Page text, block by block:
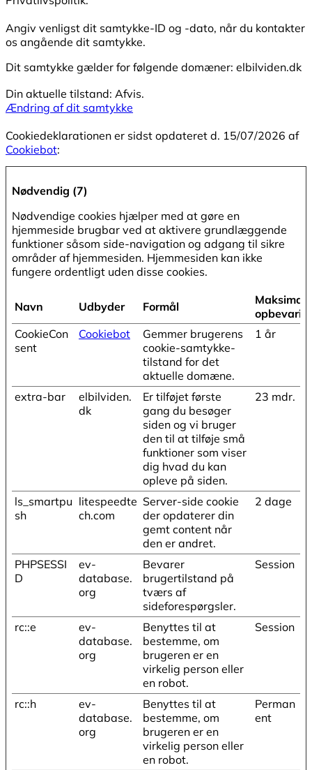
Angiv venligst dit samtykke-ID og -dato, når du kontakter
os angående dit samtykke.
Dit samtykke gælder for følgende domæner: elbilviden.dk
Din aktuelle tilstand: Afvis.
Ændring af dit samtykke
Cookiedeklarationen er sidst opdateret d. 15/07/2026 af
Cookiebot:
Nødvendig (7)
Nødvendige cookies hjælper med at gøre en
hjemmeside brugbar ved at aktivere grundlæggende
funktioner såsom side-navigation og adgang til sikre
områder af hjemmesiden. Hjemmesiden kan ikke
fungere ordentligt uden disse cookies.
Navn Udbyder Formål
Maksimal
CookieCon
sent
Cookiebot
Gemmer brugerens
cookie-samtykke-
tilstand for det
aktuelle domæne.
1 år
extra-bar
elbilviden.
dk
Er tilføjet første
gang du besøger
siden og vi bruger
den til at tilføje små
funktioner som viser
dig hvad du kan
opleve på siden.
23 mdr.
ls_smartpu
sh
litespeedte
ch.com
Server-side cookie
der opdaterer din
gemt content når
den er andret.
2 dage
PHPSESSI
D
ev-
database.
org
Bevarer
brugertilstand på
tværs af
sideforespørgsler.
Session
rc::e
ev-
database.
org
Benyttes til at
bestemme, om
brugeren er en
virkelig person eller
en robot.
Session
rc::h
ev-
database.
org
Benyttes til at
bestemme, om
brugeren er en
virkelig person eller
en robot.
Perman
ent